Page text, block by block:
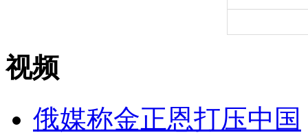
视频
俄媒称金正恩打压中国